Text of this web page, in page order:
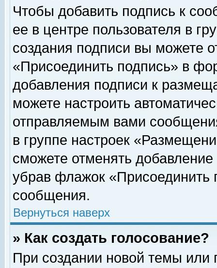
Чтобы добавить подпись к
ее в центре пользователя в
создания подписи вы можете
«Присоединить подпись» в
добавления подписи к
можете настроить
отправляемым вами
в группе настроек
сможете отменять
убрав флажок «Присоединить
сообщения.
Вернуться наверх
» Как создать голосование?
При создании новой темы или